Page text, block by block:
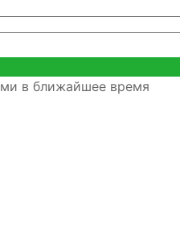
в ближайшее время